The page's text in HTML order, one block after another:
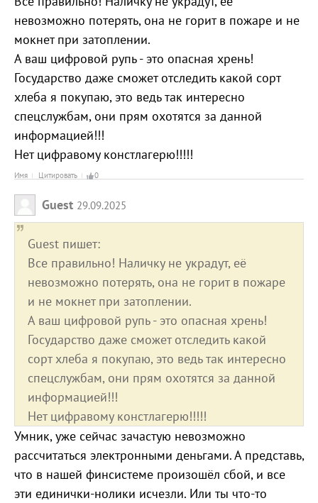
невозможно потерять, она не горит в пожаре и не
мокнет при затоплении.
А ваш цифровой рупь - это опасная хрень!
Государство даже сможет отследить какой сорт
хлеба я покупаю, это ведь так интересно
спецслужбам, они прям охотятся за данной
информацией!!!
Нет цифравому констлагерю!!!!!
Имя Цитировать 0
Guest 29.09.2025
Guest пишет:
Все правильно! Наличку не украдут, её
невозможно потерять, она не горит в пожаре
и не мокнет при затоплении.
А ваш цифровой рупь - это опасная хрень!
Государство даже сможет отследить какой
сорт хлеба я покупаю, это ведь так интересно
спецслужбам, они прям охотятся за данной
информацией!!!
Нет цифравому констлагерю!!!!!
Умник, уже сейчас зачастую невозможно
рассчитаться электронными деньгами. А представь,
что в нашей финсистеме произошёл сбой, и все
эти единички-нолики исчезли. Или ты что-то